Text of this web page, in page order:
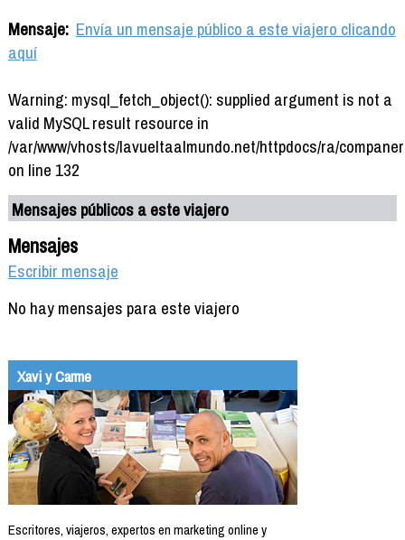
Mensaje: Envía un mensaje público a este viajero clicando
aquí
Warning: mysql_fetch_object(): supplied argument is not a
valid MySQL result resource in
/var/www/vhosts/lavueltaalmundo.net/httpdocs/ra/
on line 132
Mensajes públicos a este viajero
Mensajes
Escribir mensaje
No hay mensajes para este viajero
Xavi y Carme
Escritores, viajeros, expertos en marketing online y